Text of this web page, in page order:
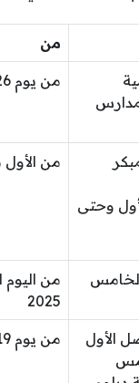
من
من يوم 26 أغسطس/ آب 2025
وحتى
من الأول
من اليوم
2025
الأول
من يوم 19 يناير/كانون الثاني 2025